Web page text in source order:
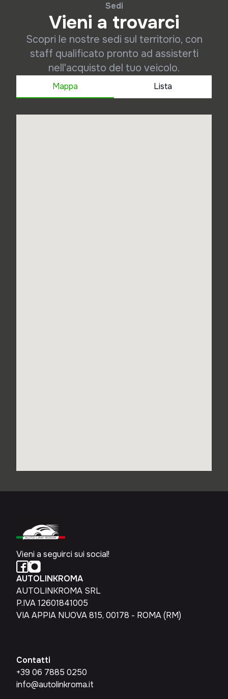
Sedi
Vieni a trovarci
Scopri le nostre sedi sul territorio, con
staff qualificato pronto ad assisterti
nell'acquisto del tuo veicolo.
Mappa Lista
Vieni a seguirci sui social!
AUTOLINKROMA
AUTOLINKROMA SRL
P.IVA 12601841005
VIA APPIA NUOVA 815, 00178 - ROMA (RM)
Contatti
+39 06 7885 0250
info@autolinkroma.it